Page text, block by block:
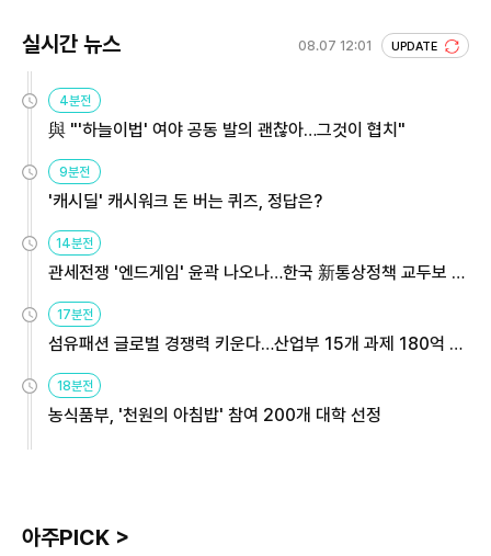
실시간 뉴스 08.07 12:01 UPDATE
4분전
與 "'하늘이법' 여야 공동 발의 괜찮아…그것이 협치"
9분전
'캐시딜' 캐시워크 돈 버는 퀴즈, 정답은?
14분전
관세전쟁 '엔드게임' 윤곽 나오나…한국 新통상정책 교두보 활
용해야
17분전
섬유패션 글로벌 경쟁력 키운다…산업부 15개 과제 180억 지
원
18분전
농식품부, '천원의 아침밥' 참여 200개 대학 선정
아주PICK >